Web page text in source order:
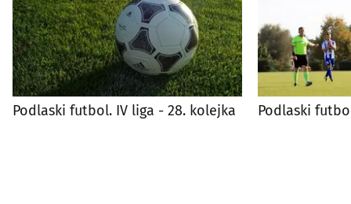
Podlaski futbol. IV liga - 28. kolejka Podlaski